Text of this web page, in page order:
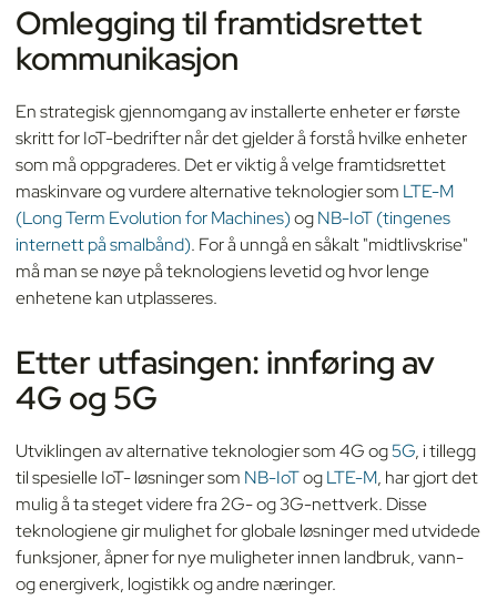
Omlegging til framtidsrettet
kommunikasjon
En strategisk gjennomgang av installerte enheter er første
skritt for IoT-bedrifter når det gjelder å forstå hvilke enheter
som må oppgraderes. Det er viktig å velge framtidsrettet
maskinvare og vurdere alternative teknologier som LTE-M
(Long Term Evolution for Machines)ogNB-IoT (tingenes
internett på smalbånd). For å unngå en såkalt "midtlivskrise"
må man se nøye på teknologiens levetid og hvor lenge
enhetene kan utplasseres.
Etter utfasingen: innføring av
4G og 5G
Utviklingen av alternative teknologier som 4G og5G, i tillegg
til spesielle IoT- løsninger som NB-IoTogLTE-M, har gjort det
mulig å ta steget videre fra 2G- og 3G-nettverk. Disse
teknologiene gir mulighet for globale løsninger med utvidede
funksjoner, åpner for nye muligheter innen landbruk, vann-
og energiverk, logistikk og andre næringer.